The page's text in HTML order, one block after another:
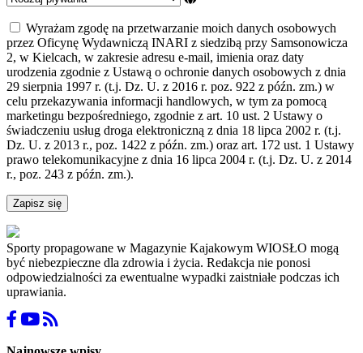
Wyrażam zgodę na przetwarzanie moich danych osobowych
przez Oficynę Wydawniczą INARI z siedzibą przy Samsonowicza
2, w Kielcach, w zakresie adresu e-mail, imienia oraz daty
urodzenia zgodnie z Ustawą o ochronie danych osobowych z dnia
29 sierpnia 1997 r. (t.j. Dz. U. z 2016 r. poz. 922 z późn. zm.) w
celu przekazywania informacji handlowych, w tym za pomocą
marketingu bezpośredniego, zgodnie z art. 10 ust. 2 Ustawy o
świadczeniu usług droga elektroniczną z dnia 18 lipca 2002 r. (t.j.
Dz. U. z 2013 r., poz. 1422 z późn. zm.) oraz art. 172 ust. 1 Ustawy
prawo telekomunikacyjne z dnia 16 lipca 2004 r. (t.j. Dz. U. z 2014
r., poz. 243 z późn. zm.).
Zapisz się
Sporty propagowane w Magazynie Kajakowym WIOSŁO mogą
być niebezpieczne dla zdrowia i życia. Redakcja nie ponosi
odpowiedzialności za ewentualne wypadki zaistniałe podczas ich
uprawiania.